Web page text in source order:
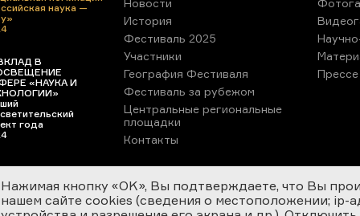
наука —
В
«НАУКА И
года
История
Фестиваль 2025
Участники
География Фестиваля
Фестиваль за рубежом
Центральные региональные
площадки
Контакты
Прессе
Нажимая кнопку «OK», Вы подтверждаете, что Вы
нашем сайте cookies (сведения о местоположении; ip-